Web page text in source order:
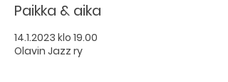
Paikka & aika
14.1.2023 klo 19.00
Olavin Jazz ry